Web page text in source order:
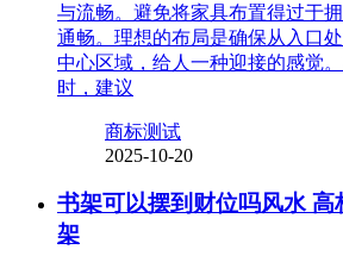
与流畅。避免将家具布置得过于
通畅。理想的布局是确保从入口
中心区域，给人一种迎接的感觉
时，建议
商标测试
2025-10-20
书架可以摆到财位吗风水
架